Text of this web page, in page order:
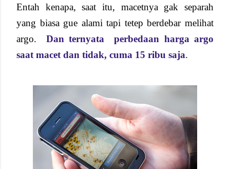
Entah kenapa, saat itu, macetnya gak separah
yang biasa gue alami tapi tetep berdebar melihat
argo.
Dan ternyata
perbedaan harga argo
saat macet dan tidak, cuma 15 ribu saja.